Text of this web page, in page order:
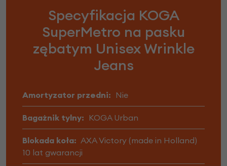
Specyfikacja KOGA
SuperMetro na pasku
zębatym Unisex Wrinkle
Jeans
Amortyzator przedni: Nie
Bagażnik tylny: KOGA Urban
Blokada koła: AXA Victory (made in Holland)
10 lat gwarancji